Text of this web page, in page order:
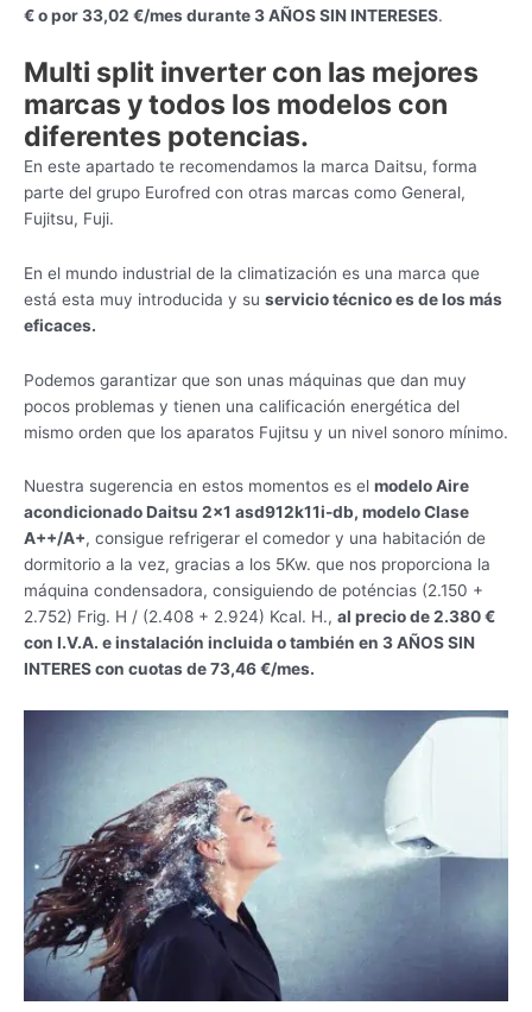
€ o por 33,02 €/mes durante 3 AÑOS SIN INTERESES.
Multi split inverter con las mejores
marcas y todos los modelos con
diferentes potencias.
En este apartado te recomendamos la marca Daitsu, forma
parte del grupo Eurofred con otras marcas como General,
Fujitsu, Fuji.
En el mundo industrial de la climatización es una marca que
está esta muy introducida y su servicio técnico es de los más
eficaces.
Podemos garantizar que son unas máquinas que dan muy
pocos problemas y tienen una calificación energética del
mismo orden que los aparatos Fujitsu y un nivel sonoro mínimo.
Nuestra sugerencia en estos momentos es el modelo Aire
acondicionado Daitsu 2×1 asd912k11i-db, modelo Clase
A++/A+, consigue refrigerar el comedor y una habitación de
dormitorio a la vez, gracias a los 5Kw. que nos proporciona la
máquina condensadora, consiguiendo de poténcias (2.150 +
2.752) Frig. H / (2.408 + 2.924) Kcal. H., al precio de 2.380 €
con I.V.A. e instalación incluida o también en 3 AÑOS SIN
INTERES con cuotas de 73,46 €/mes.